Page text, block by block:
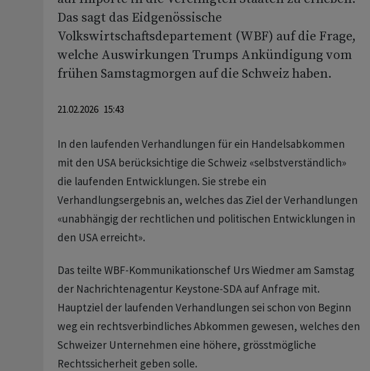
Das sagt das Eidgenössische
Volkswirtschaftsdepartement (WBF) auf die Frage,
welche Auswirkungen Trumps Ankündigung vom
frühen Samstagmorgen auf die Schweiz haben.
21.02.2026 15:43
In den laufenden Verhandlungen für ein Handelsabkommen
mit den USA berücksichtige die Schweiz «selbstverständlich»
die laufenden Entwicklungen. Sie strebe ein
Verhandlungsergebnis an, welches das Ziel der Verhandlungen
«unabhängig der rechtlichen und politischen Entwicklungen in
den USA erreicht».
Das teilte WBF-Kommunikationschef Urs Wiedmer am Samstag
der Nachrichtenagentur Keystone-SDA auf Anfrage mit.
Hauptziel der laufenden Verhandlungen sei schon von Beginn
weg ein rechtsverbindliches Abkommen gewesen, welches den
Schweizer Unternehmen eine höhere, grösstmögliche
Rechtssicherheit geben solle.